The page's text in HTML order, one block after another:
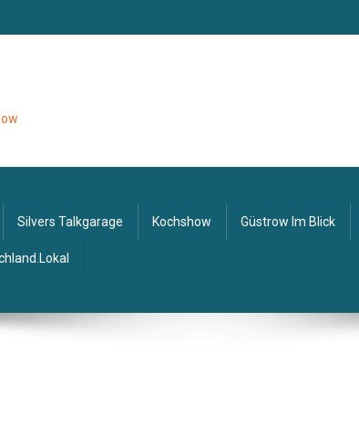
Silvers Talkgarage Kochshow Güstrow Im Blick